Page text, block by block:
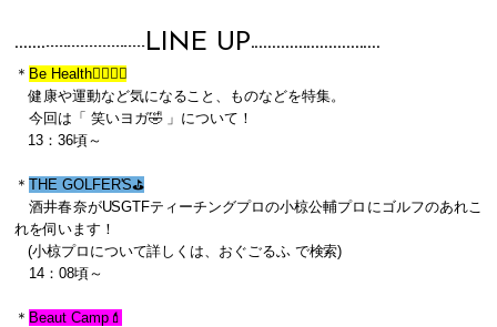
------------------------------LINE UP------------------------------
＊ Be Health🏃‍♀️🏃‍♂️
健康や運動など気になること、ものなどを特集。
今回は「 笑いヨガ🤣 」について！
13：36頃～
＊THE GOLFER'S⛳️
酒井春奈がUSGTFティーチングプロの小椋公輔プロにゴルフのあれこ
れを伺います！
(小椋プロについて詳しくは、おぐごるふ で検索)
14：08頃～
＊ Beaut Camp💄